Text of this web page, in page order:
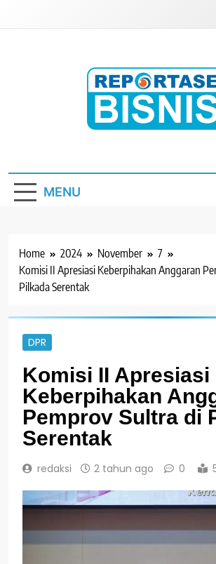
MENU
Home 2024 November
7
Komisi II Apresiasi Keberpihakan Anggaran
Pilkada Serentak
DPR
Komisi II Apresiasi
Keberpihakan
Pemprov Sultra di
Serentak
redaksi 2 tahun ago 0